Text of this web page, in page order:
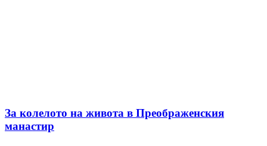
За колелото на живота в Преображенския
манастир